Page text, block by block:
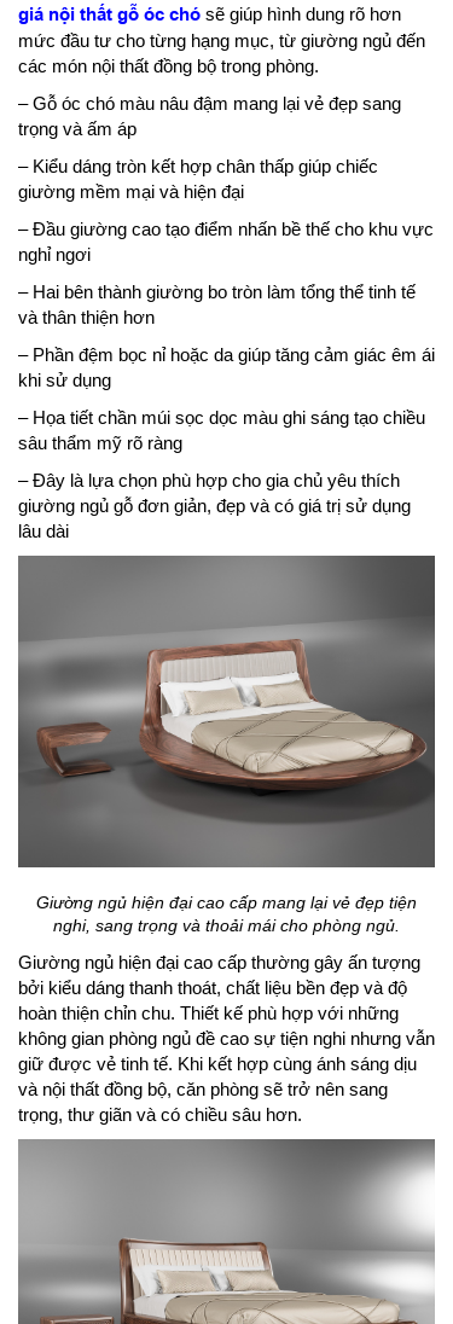
giá nội thất gỗ óc chó sẽ giúp hình dung rõ hơn
mức đầu tư cho từng hạng mục, từ giường ngủ đến
các món nội thất đồng bộ trong phòng.
– Gỗ óc chó màu nâu đậm mang lại vẻ đẹp sang
trọng và ấm áp
– Kiểu dáng tròn kết hợp chân thấp giúp chiếc
giường mềm mại và hiện đại
– Đầu giường cao tạo điểm nhấn bề thế cho khu vực
nghỉ ngơi
– Hai bên thành giường bo tròn làm tổng thể tinh tế
và thân thiện hơn
– Phần đệm bọc nỉ hoặc da giúp tăng cảm giác êm ái
khi sử dụng
– Họa tiết chần múi sọc dọc màu ghi sáng tạo chiều
sâu thẩm mỹ rõ ràng
– Đây là lựa chọn phù hợp cho gia chủ yêu thích
giường ngủ gỗ đơn giản, đẹp và có giá trị sử dụng
lâu dài
Giường ngủ hiện đại cao cấp mang lại vẻ đẹp tiện
nghi, sang trọng và thoải mái cho phòng ngủ.
Giường ngủ hiện đại cao cấp thường gây ấn tượng
bởi kiểu dáng thanh thoát, chất liệu bền đẹp và độ
hoàn thiện chỉn chu. Thiết kế phù hợp với những
không gian phòng ngủ đề cao sự tiện nghi nhưng vẫn
giữ được vẻ tinh tế. Khi kết hợp cùng ánh sáng dịu
và nội thất đồng bộ, căn phòng sẽ trở nên sang
trọng, thư giãn và có chiều sâu hơn.